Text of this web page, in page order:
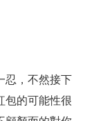
忍，不然接下
包的可能性很